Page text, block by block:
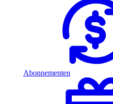
Abonnementen